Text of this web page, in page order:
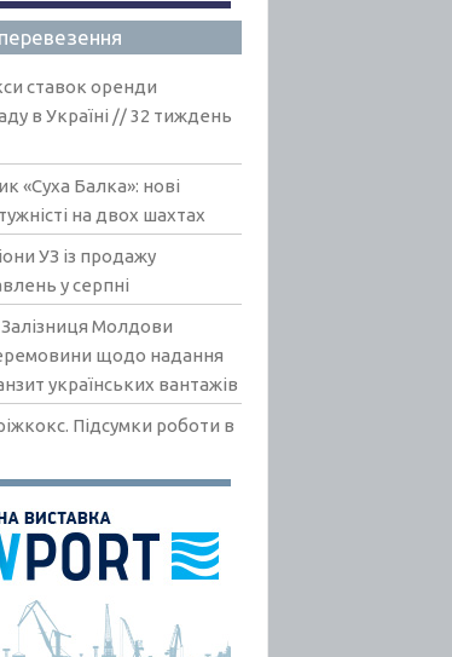
ставок оренди
в Україні // 32 тиждень
«Суха Балка»: нові
на двох шахтах
УЗ із продажу
у серпні
Залізниця Молдови
щодо надання
українських вантажів
Підсумки роботи в